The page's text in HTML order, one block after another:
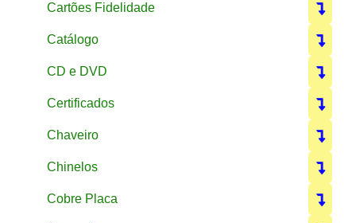
Cartões Fidelidade
Catálogo
CD e DVD
Certificados
Chaveiro
Chinelos
Cobre Placa